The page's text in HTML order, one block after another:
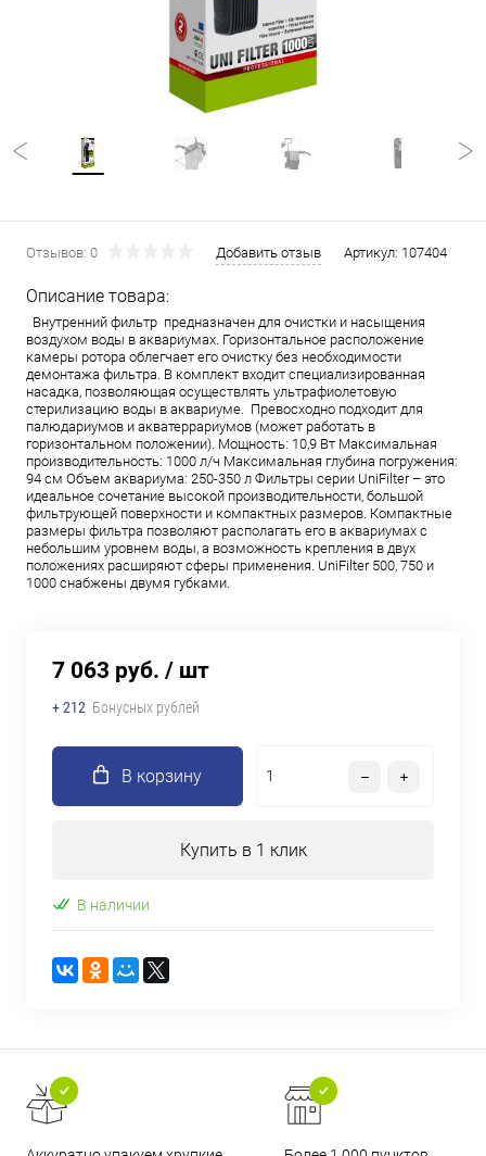
Отзывов: 0 Добавить отзыв Артикул: 107404
Описание товара:
Внутренний фильтр предназначен для очистки и насыщения
воздухом воды в аквариумах. Горизонтальное расположение
камеры ротора облегчает его очистку без необходимости
демонтажа фильтра. В комплект входит специализированная
насадка, позволяющая осуществлять ультрафиолетовую
стерилизацию воды в аквариуме. Превосходно подходит для
палюдариумов и акватеррариумов (может работать в
горизонтальном положении). Мощность: 10,9 Вт Максимальная
производительность: 1000 л/ч Максимальная глубина погружения:
94 см Объем аквариума: 250-350 л Фильтры серии UniFilter – это
идеальное сочетание высокой производительности, большой
фильтрующей поверхности и компактных размеров. Компактные
размеры фильтра позволяют располагать его в аквариумах с
небольшим уровнем воды, а возможность крепления в двух
положениях расширяют сферы применения. UniFilter 500, 750 и
1000 снабжены двумя губками.
7 063 руб. / шт
+ 212 Бонусных рублей
В корзину
Купить в 1 клик
В наличии